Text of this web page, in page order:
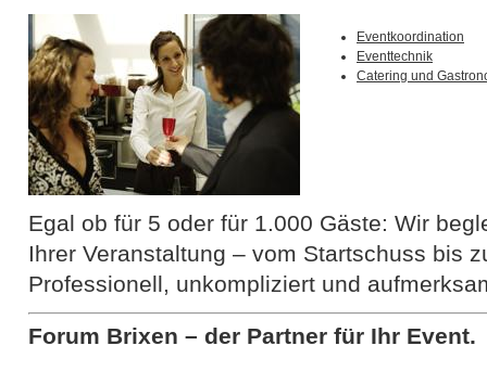
Eventkoordination
Eventtechnik
Catering und
Egal ob für 5 oder für 1.000 Gäste: Wir
Ihrer Veranstaltung – vom Startschuss bis
Professionell, unkompliziert und
Forum Brixen – der Partner für Ihr Event.